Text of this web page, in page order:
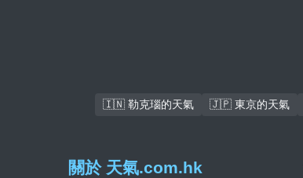
🇮🇳 勒克瑙的天氣 🇯🇵 東京的天氣
關於 天氣.com.hk